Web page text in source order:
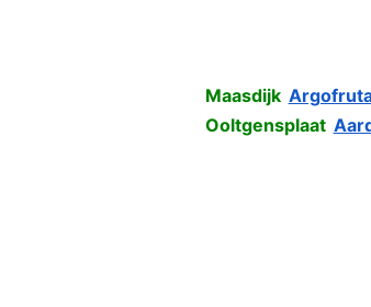
Maasdijk
Ooltgensplaat